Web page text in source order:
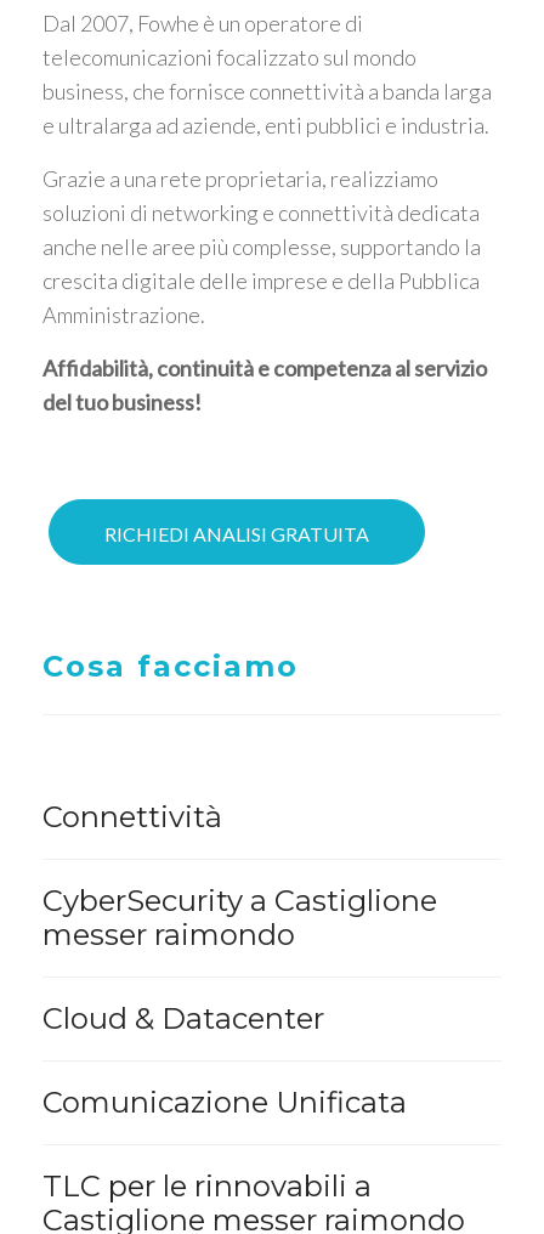
Dal 2007, Fowhe è un operatore di
telecomunicazioni focalizzato sul mondo
business, che fornisce connettività a banda larga
e ultralarga ad aziende, enti pubblici e industria.
Grazie a una rete proprietaria, realizziamo
soluzioni di networking e connettività dedicata
anche nelle aree più complesse, supportando la
crescita digitale delle imprese e della Pubblica
Amministrazione.
Affidabilità, continuità e competenza al servizio
del tuo business!
RICHIEDI ANALISI GRATUITA
Cosa facciamo
Connettività
CyberSecurity a Castiglione
messer raimondo
Cloud & Datacenter
Comunicazione Unificata
TLC per le rinnovabili a
Castiglione messer raimondo